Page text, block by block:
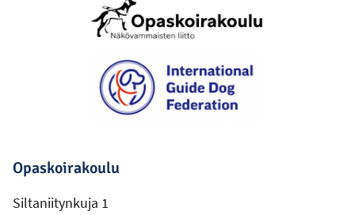
Opaskoirakoulu
Siltaniitynkuja 1